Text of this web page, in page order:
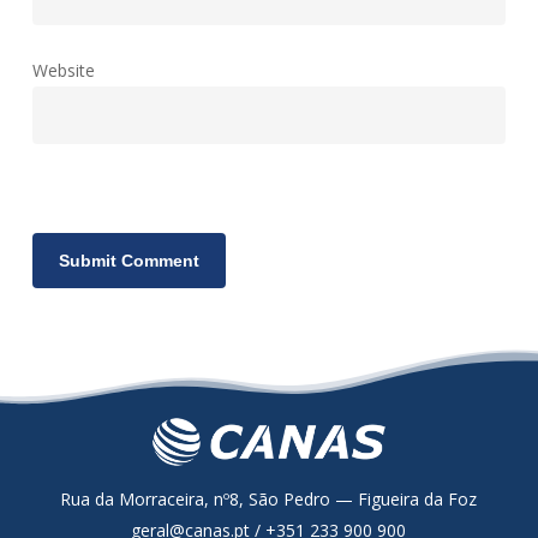
Website
Rua da Morraceira, nº8, São Pedro — Figueira da Foz
geral@canas.pt / +351 233 900 900